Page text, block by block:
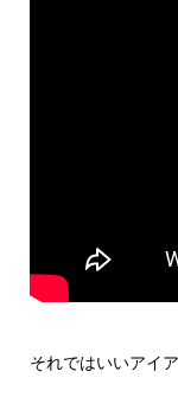
それではいいアイ